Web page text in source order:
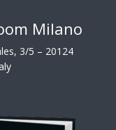
Milano
3/5 – 20124